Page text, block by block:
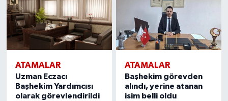
ATAMALAR
Uzman Eczacı
Başhekim Yardımcısı
olarak görevlendirildi
ATAMALAR
Başhekim görevden
alındı, yerine atanan
isim belli oldu